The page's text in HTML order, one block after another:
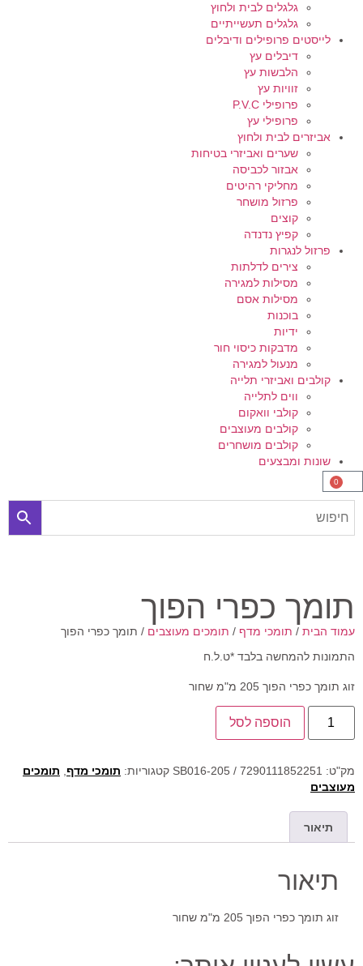
גלגלים לבית ולחוץ
גלגלים תעשייתיים
לייסטים פרופילים ודיבלים
דיבלים עץ
הלבשות עץ
זוויות עץ
פרופילי P.V.C
פרופילי עץ
אביזרים לבית ולחוץ
שערים ואביזרי בטיחות
אבזור לכביסה
מחליקי רהיטים
פרזול מושחר
קוצים
קפיץ נדנדה
פרזול לנגרות
צירים לדלתות
מסילות למגירה
מסילות אסם
בוכנות
ידיות
מדבקות כיסוי חור
מנעול למגירה
קולבים ואביזרי תלייה
ווים לתלייה
קולבי וואקום
קולבים מעוצבים
קולבים מושחרים
שונות ומבצעים
0
תומך כפרי הפוך
עמוד הבית/ תומכי מדף/ תומכים מעוצבים/ תומך כפרי הפוך
התמונות להמחשה בלבד *ט.ל.ח
זוג תומך כפרי הפוך 205 מ"מ שחור
הוספה לסל
מק"ט:SB016-205 / 7290111852251 קטגוריות: תומכי מדף,תומכים
מעוצבים
תיאור
תיאור
זוג תומך כפרי הפוך 205 מ"מ שחור